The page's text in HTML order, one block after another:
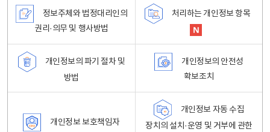
정보주체와 법정대리인의
권리·의무 및 행사방법
처리하는 개인정보 항목
개인정보의 파기 절차 및
방법
개인정보의 안전성
확보조치
개인정보 보호책임자
개인정보 자동 수집
장치의 설치·운영 및 거부에 관한